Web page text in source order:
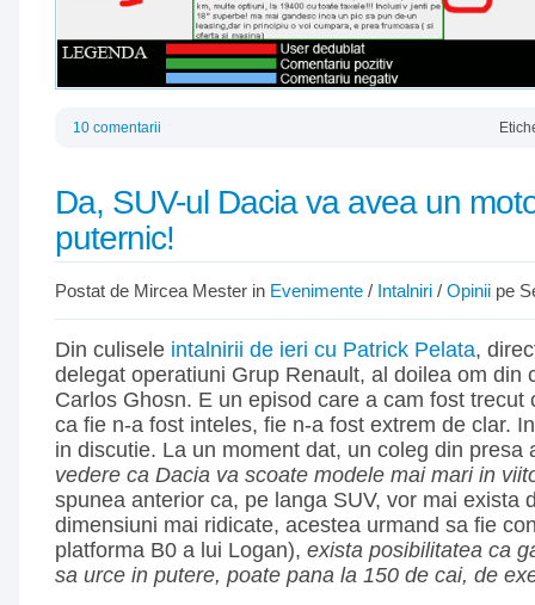
10 comentarii
Da, SUV-ul Dacia va avea un
puternic!
Postat de Mircea Mester in Evenimente / Intalniri / Opinii pe
Din culisele intalnirii de ieri cu Patrick Pelata,
delegat operatiuni Grup Renault, al doilea om din
Carlos Ghosn. E un episod care a cam fost trecut
ca fie n-a fost inteles, fie n-a fost extrem de clar.
in discutie. La un moment dat, un coleg din presa
vedere ca Dacia va scoate modele mai mari in
spunea anterior ca, pe langa SUV, vor mai exista
dimensiuni mai ridicate, acestea urmand sa fie
platforma B0 a lui Logan), exista posibilitatea ca
sa urce in putere, poate pana la 150 de cai, de